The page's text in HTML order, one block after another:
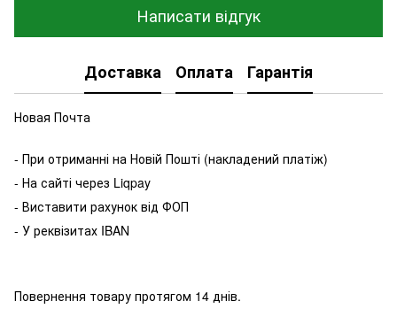
Написати відгук
Доставка Оплата Гарантія
Новая Почта
- При отриманні на Новій Пошті (накладений платіж)
- На сайті через Liqpay
- Виставити рахунок від ФОП
- У реквізитах IBAN
Повернення товару протягом 14 днів.